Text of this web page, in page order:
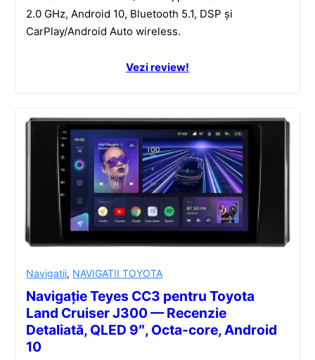
2.0 GHz, Android 10, Bluetooth 5.1, DSP și
CarPlay/Android Auto wireless.
Vezi review!
Navigatii, NAVIGATII TOYOTA
Navigație Teyes CC3 pentru Toyota
Land Cruiser J300 — Recenzie
Detaliată, QLED 9″, Octa-core, Android
10